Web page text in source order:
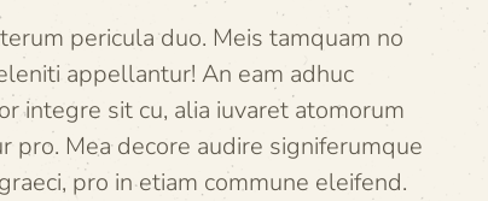
pericula duo. Meis tamquam no
appellantur! An eam adhuc
integre sit cu, alia iuvaret atomorum
pro. Mea decore audire signiferumque
pro in etiam commune eleifend.